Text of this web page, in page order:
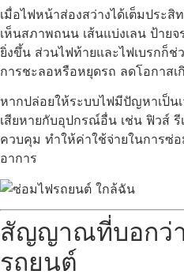
เมื่อไฟหน้าส่องสว่างได้เต็มประ
เห็นสภาพถนน เส้นแบ่งเลน ป้าย
ยิ่งขึ้น ส่วนไฟท้ายและไฟเบรกก็ช่
การชะลอหรือหยุดรถ ลดโอกาส
หากปล่อยให้ระบบไฟมีปัญหาเป็น
เสียหายกับอุปกรณ์อื่น เช่น ฟิวส์
ควบคุม ทำให้ค่าใช้จ่ายในการซ่
อาการ
สัญญาณที่บอกว่
รถยนต์